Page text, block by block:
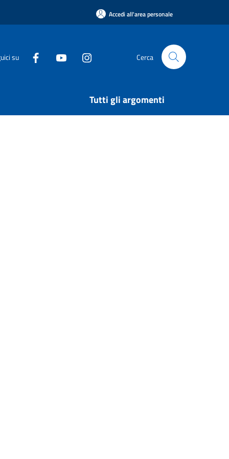
Accedi all'area personale
su Cerca
Tutti gli argomenti